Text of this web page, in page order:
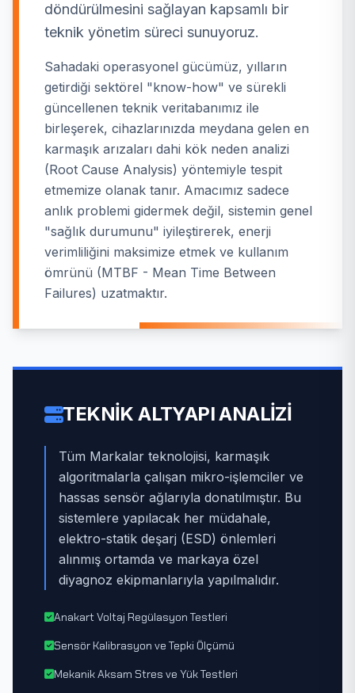
döndürülmesini sağlayan kapsamlı bir
teknik yönetim süreci sunuyoruz.
Sahadaki operasyonel gücümüz, yılların
getirdiği sektörel "know-how" ve sürekli
güncellenen teknik veritabanımız ile
birleşerek, cihazlarınızda meydana gelen en
karmaşık arızaları dahi kök neden analizi
(Root Cause Analysis) yöntemiyle tespit
etmemize olanak tanır. Amacımız sadece
anlık problemi gidermek değil, sistemin genel
"sağlık durumunu" iyileştirerek, enerji
verimliliğini maksimize etmek ve kullanım
ömrünü (MTBF - Mean Time Between
Failures) uzatmaktır.
TEKNIK ALTYAPI ANALIZI
Tüm Markalar teknolojisi, karmaşık
algoritmalarla çalışan mikro-işlemciler ve
hassas sensör ağlarıyla donatılmıştır. Bu
sistemlere yapılacak her müdahale,
elektro-statik deşarj (ESD) önlemleri
alınmış ortamda ve markaya özel
diyagnoz ekipmanlarıyla yapılmalıdır.
Anakart Voltaj Regülasyon Testleri
Sensör Kalibrasyon ve Tepki Ölçümü
Mekanik Aksam Stres ve Yük Testleri